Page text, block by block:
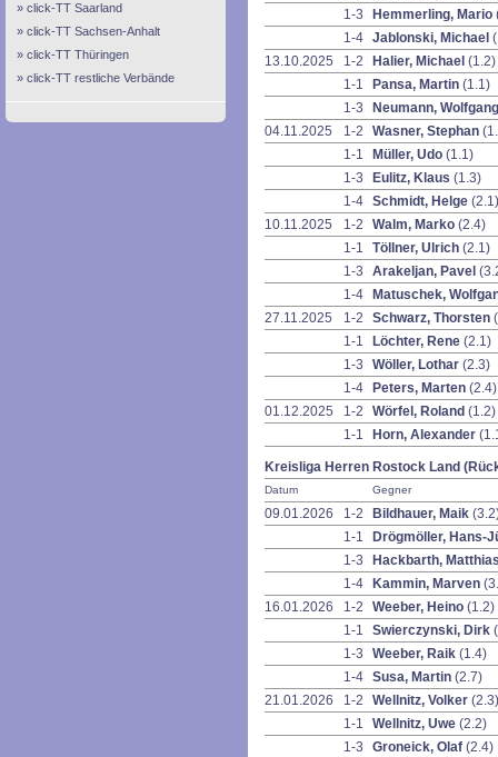
click-TT Saarland
click-TT Sachsen-Anhalt
click-TT Thüringen
click-TT restliche Verbände
1-3
Hemmerling, Mario
1-4 Jablonski, Michael
13.10.2025
1-2 Halier, Michael (1.2)
1-1
Pansa, Martin (1.1)
1-3
Neumann,
04.11.2025
1-2 Wasner, Stephan
1-1
Müller, Udo (1.1)
1-3
Eulitz, Klaus (1.3)
1-4 Schmidt, Helge (2.1)
10.11.2025
1-2 Walm, Marko (2.4)
1-1
Töllner, Ulrich (2.1)
1-3
Arakeljan, Pavel
1-4
Matuschek,
27.11.2025
1-2 Schwarz, Thorsten
1-1
Löchter, Rene (2.1)
1-3
Wöller, Lothar (2.3)
1-4
Peters, Marten (2.4)
01.12.2025
1-2 Wörfel, Roland (1.2)
1-1
Horn, Alexander
Kreisliga Herren Rostock Land
Datum Gegner
09.01.2026 1-2 Bildhauer, Maik
1-1
Drögmöller, Hans-
1-3
Hackbarth,
1-4
Kammin, Marven
16.01.2026
1-2 Weeber, Heino (1.2)
1-1
Swierczynski, Dirk
1-3
Weeber, Raik (1.4)
1-4 Susa, Martin (2.7)
21.01.2026
1-2 Wellnitz, Volker (2.3)
1-1
Wellnitz, Uwe (2.2)
1-3
Groneick, Olaf (2.4)